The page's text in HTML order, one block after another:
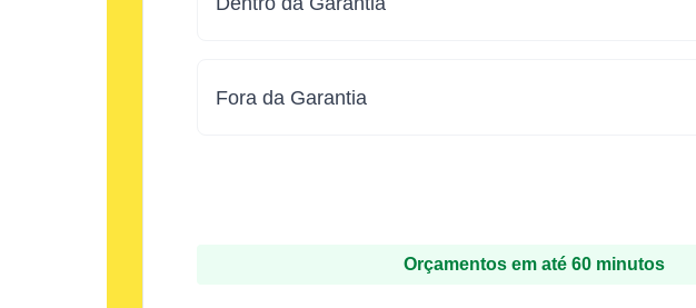
Fora da Garantia
Orçamentos em até 60 minutos